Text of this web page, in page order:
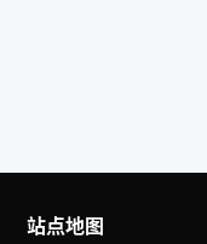
站点地图